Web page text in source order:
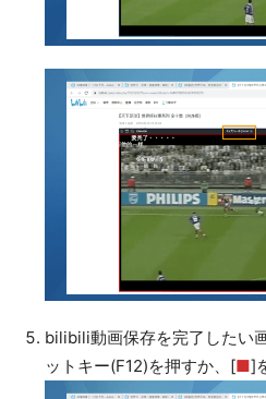
bilibili動画保存を完了したい
ットキー(F12)を押すか、[■]